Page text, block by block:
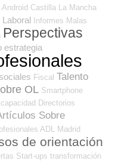
Android Castilla La Mancha
Informes Malas
Perspectivas
estrategia
Fiscal Talento
OL Smartphone
Directorios
Sobre
ADL Madrid
de orientación
Start-ups transformación